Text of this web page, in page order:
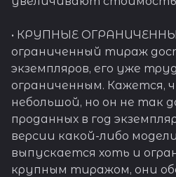
• КРУПНЫЕ
ограниченный тираж
экземпляров, его уже
ограниченным. Кажется,
небольшой, но он не так
проданных в год
версии какой-либо
выпускается хоть и
крупным тиражом, они